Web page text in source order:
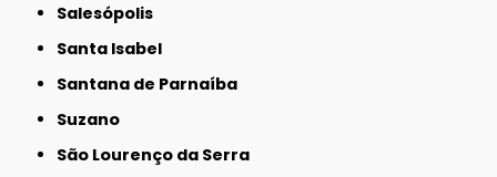
Salesópolis
Santa Isabel
Santana de Parnaíba
Suzano
São Lourenço da Serra